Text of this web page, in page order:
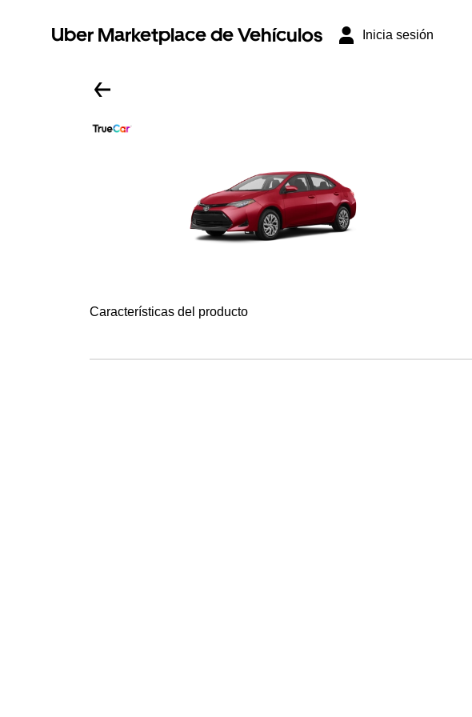
Uber Marketplace de Vehículos Inicia sesión
Características del producto